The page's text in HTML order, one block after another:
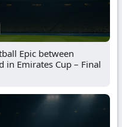
Epic between
in Emirates Cup – Final